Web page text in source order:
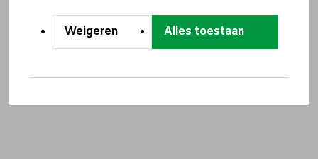
Weigeren Alles toestaan